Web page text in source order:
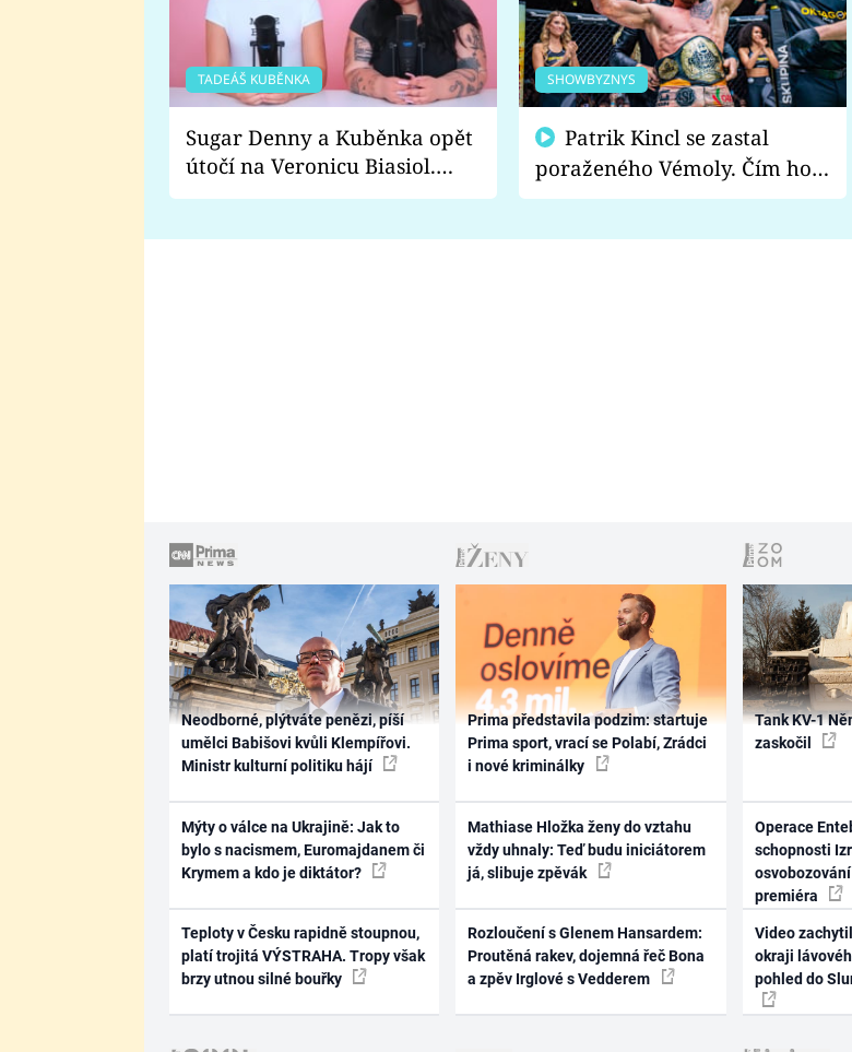
TADEÁŠ KUBĚNKA
Sugar Denny a Kuběnka opět
útočí na Veronicu Biasiol.
Proč je podle nich falešná a
SHOWBYZNYS
poraženého Vémoly. Čím ho
fanoušci naštvali?
Neodborné, plýtváte penězi, píší
umělci Babišovi kvůli Klempířovi.
Ministr kulturní politiku hájí
Mýty o válce na Ukrajině: Jak to
bylo s nacismem, Euromajdanem či
Krymem a kdo je diktátor?
Teploty v Česku rapidně stoupnou,
platí trojitá VÝSTRAHA. Tropy však
brzy utnou silné bouřky
Prima představila podzim: startuje
Prima sport, vrací se Polabí, Zrádci
i nové kriminálky
Mathiase Hložka ženy do vztahu
vždy uhnaly: Teď budu iniciátorem
já, slibuje zpěvák
Rozloučení s Glenem Hansardem:
Proutěná rakev, dojemná řeč Bona
a zpěv Irglové s Vedderem
Tank KV-1
zaskočil
Operace
schopnosti
premiéra
Video
okraji
pohled do